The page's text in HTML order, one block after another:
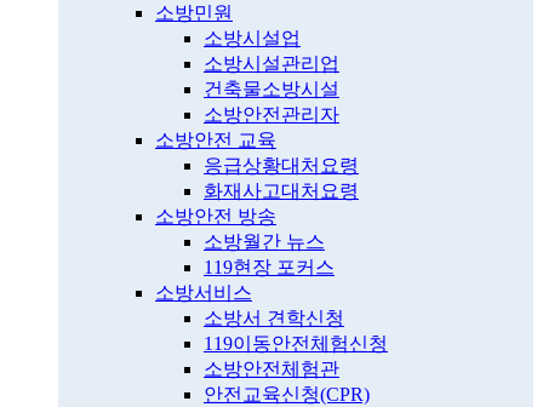
소방민원
소방시설업
소방시설관리업
건축물소방시설
소방안전관리자
소방안전 교육
응급상황대처요령
화재사고대처요령
소방안전 방송
소방월간 뉴스
119현장 포커스
소방서비스
소방서 견학신청
119이동안전체험신청
소방안전체험관
안전교육신청(CPR)